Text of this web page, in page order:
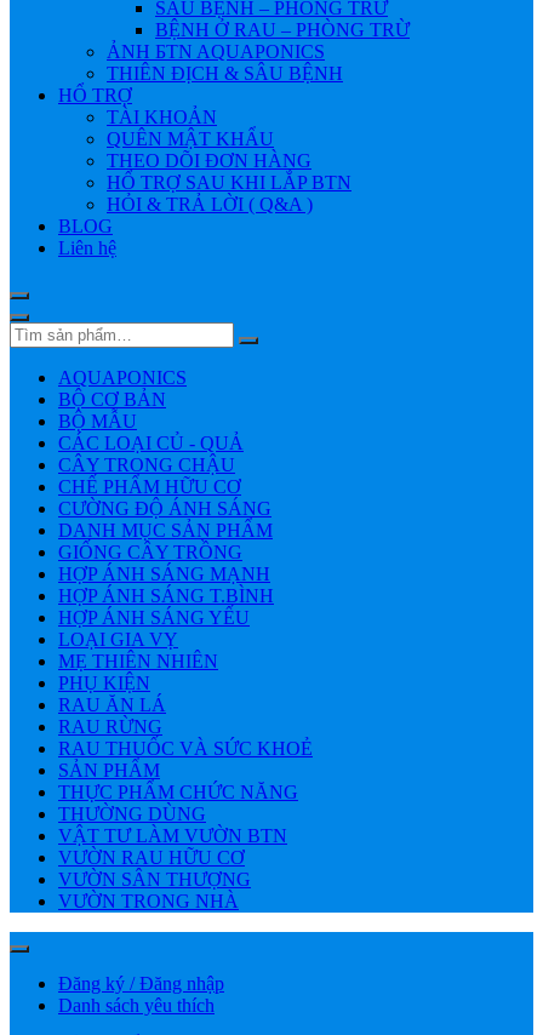
SÂU BỆNH – PHÒNG TRỪ
BỆNH Ở RAU – PHÒNG TRỪ
ẢNH БTN AQUAPONICS
THIÊN ĐỊCH & SÂU BỆNH
HỔ TRỢ
TÀI KHOẢN
QUÊN MẬT KHẨU
THEO DÕI ĐƠN HÀNG
HỔ TRỢ SAU KHI LẮP BTN
HỎI & TRẢ LỜI ( Q&A )
BLOG
Liên hệ
AQUAPONICS
BỘ CƠ BẢN
BỘ MẪU
CÁC LOẠI CỦ - QUẢ
CÂY TRONG CHẬU
CHẾ PHẨM HỮU CƠ
CƯỜNG ĐỘ ÁNH SÁNG
DANH MỤC SẢN PHẨM
GIỐNG CÂY TRỒNG
HỢP ÁNH SÁNG MẠNH
HỢP ÁNH SÁNG T.BÌNH
HỢP ÁNH SÁNG YẾU
LOẠI GIA VỴ
MẸ THIÊN NHIÊN
PHỤ KIỆN
RAU ĂN LÁ
RAU RỪNG
RAU THUỐC VÀ SỨC KHOẺ
SẢN PHẨM
THỰC PHẨM CHỨC NĂNG
THƯỜNG DÙNG
VẬT TƯ LÀM VƯỜN BTN
VƯỜN RAU HỮU CƠ
VƯỜN SÂN THƯỢNG
VƯỜN TRONG NHÀ
Đăng ký / Đăng nhập
Danh sách yêu thích